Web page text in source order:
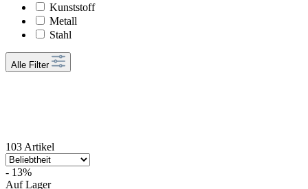
Kunststoff
Metall
Stahl
Alle Filter
103 Artikel
- 13%
Auf Lager